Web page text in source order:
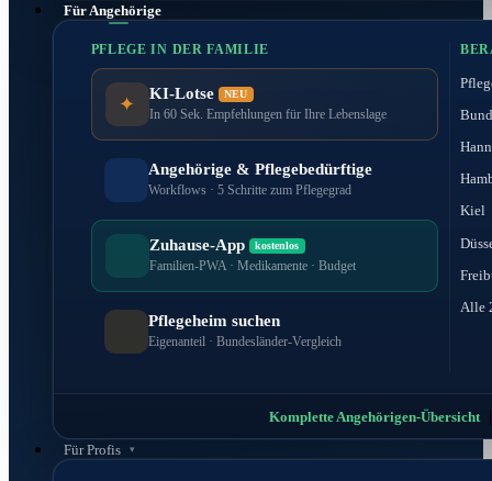
Für Angehörige
PFLEGE IN DER FAMILIE
✦ KI-Lotse NEU
In 60 Sek. Empfehlungen für Ihre Lebenslage
Angehörige & Pflegebedürftige
Workflows · 5 Schritte zum Pflegegrad
Zuhause-App kostenlos
Familien-PWA · Medikamente · Budget
Pflegeheim suchen
Eigenanteil · Bundesländer-Vergleich
Kiel
Alle
Komplette Angehörigen-Übersicht
Für Profis